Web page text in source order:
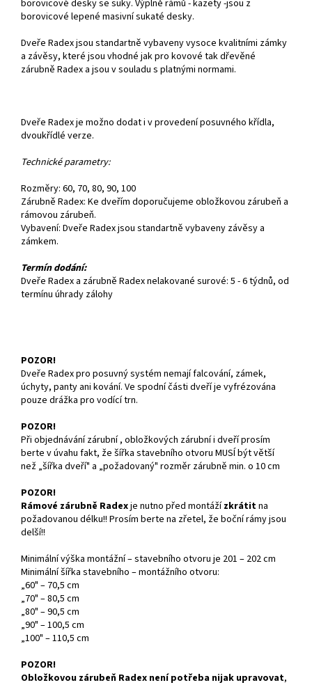
borovicové desky se suky. Výplně rámů - kazety -jsou z
borovicové lepené masivní sukaté desky.
Dveře Radex jsou standartně vybaveny vysoce kvalitními zámky
a závěsy, které jsou vhodné jak pro kovové tak dřevěné
zárubně Radex a jsou v souladu s platnými normami.
Dveře Radex je možno dodat i v provedení posuvného křídla,
dvoukřídlé verze.
Technické parametry:
Rozměry: 60, 70, 80, 90, 100
Zárubně Radex: Ke dveřím doporučujeme obložkovou zárubeň a
rámovou zárubeň.
Vybavení: Dveře Radex jsou standartně vybaveny závěsy a
zámkem.
Termín dodání:
Dveře Radex a zárubně Radex nelakované surové: 5 - 6 týdnů, od
termínu úhrady zálohy
POZOR!
Dveře Radex pro posuvný systém nemají falcování, zámek,
úchyty, panty ani kování. Ve spodní části dveří je vyfrézována
pouze drážka pro vodící trn.
POZOR!
Při objednávání zárubní , obložkových zárubní i dveří prosím
berte v úvahu fakt, že šířka stavebního otvoru MUSÍ být větší
než „šířka dveří" a „požadovaný" rozměr zárubně min. o 10 cm
POZOR!
Rámové zárubně Radexje nutno před montážízkrátitna
požadovanou délku!! Prosím berte na zřetel, že boční rámy jsou
delší!!
Minimální výška montážní – stavebního otvoru je 201 – 202 cm
Minimální šířka stavebního – montážního otvoru:
„60" – 70,5 cm
„70" – 80,5 cm
„80" – 90,5 cm
„90" – 100,5 cm
„100" – 110,5 cm
POZOR!
Obložkovou zárubeň Radex není potřeba nijak upravovat,